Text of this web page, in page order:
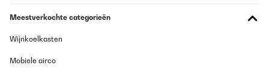
permette di sfruttare l’ombra il più possibile. non ho acquistato la
visto che volendo si può comprare a parte. L’ombrellone ha
Meestverkochte categorieën
Wijnkoelkasten
Mobiele airco